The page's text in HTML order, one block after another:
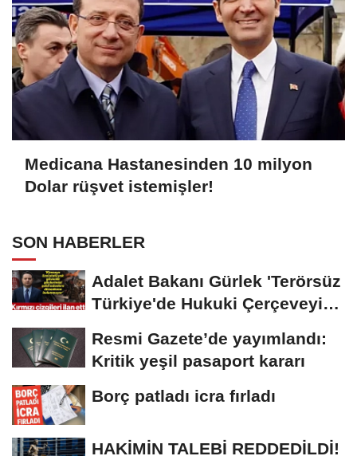
Medicana Hastanesinden 10 milyon
Dolar rüşvet istemişler!
SON HABERLER
Adalet Bakanı Gürlek 'Terörsüz
Türkiye'de Hukuki Çerçeveyi
Resmi Gazete’de yayımlandı:
Kritik yeşil pasaport kararı
Borç patladı icra fırladı
HAKİMİN TALEBİ REDDEDİLDİ!